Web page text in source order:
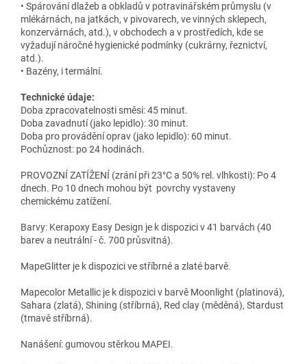
• Spárování dlažeb a obkladů v potravinářském průmyslu (v
mlékárnách, na jatkách, v pivovarech, ve vinných sklepech,
konzervárnách, atd.), v obchodech a v prostředích, kde se
vyžadují náročné hygienické podmínky (cukrárny, řeznictví,
atd.).
• Bazény, i termální.
Technické údaje:
Doba zpracovatelnosti směsi: 45 minut.
Doba zavadnutí (jako lepidlo): 30 minut.
Doba pro provádění oprav (jako lepidlo): 60 minut.
Pochůznost: po 24 hodinách.
PROVOZNÍ ZATÍŽENÍ (zrání při 23°C a 50% rel. vlhkosti): Po 4
dnech. Po 10 dnech mohou být povrchy vystaveny
chemickému zatížení.
Barvy: Kerapoxy Easy Design je k dispozici v 41 barvách (40
barev a neutrální - č. 700 průsvitná).
MapeGlitter je k dispozici ve stříbrné a zlaté barvě.
Mapecolor Metallic je k dispozici v barvě Moonlight (platinová),
Sahara (zlatá), Shining (stříbrná), Red clay (měděná), Stardust
(tmavě stříbrná).
Nanášení: gumovou stěrkou MAPEI.